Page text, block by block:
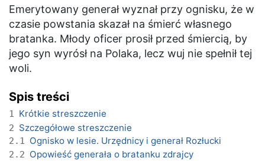
Emerytowany generał wyznał przy ognisku, że w
czasie powstania skazał na śmierć własnego
bratanka. Młody oficer prosił przed śmiercią, by
jego syn wyrósł na Polaka, lecz wuj nie spełnił tej
woli.
Spis treści
1 Krótkie streszczenie
2 Szczegółowe streszczenie
2.1 Ognisko w lesie. Urzędnicy i generał Rozłucki
2.2 Opowieść generała o bratanku zdrajcy